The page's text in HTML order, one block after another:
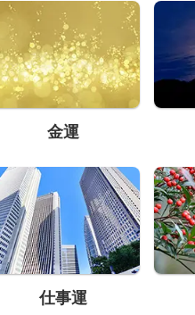
金運
仕事運